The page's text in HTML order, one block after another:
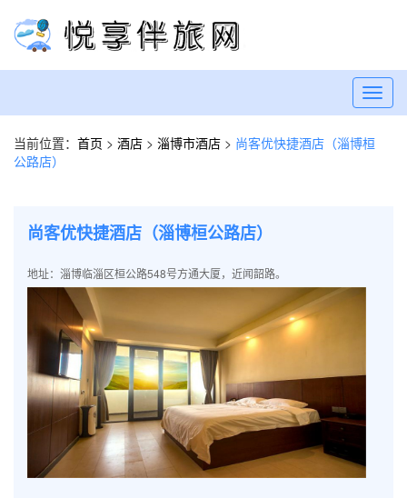
当前位置： 首页 > 酒店 > 淄博市酒店 > 尚客优快捷酒店（淄博桓
公路店）
尚客优快捷酒店（淄博桓公路店）
地址：淄博临淄区桓公路548号方通大厦，近闻韶路。